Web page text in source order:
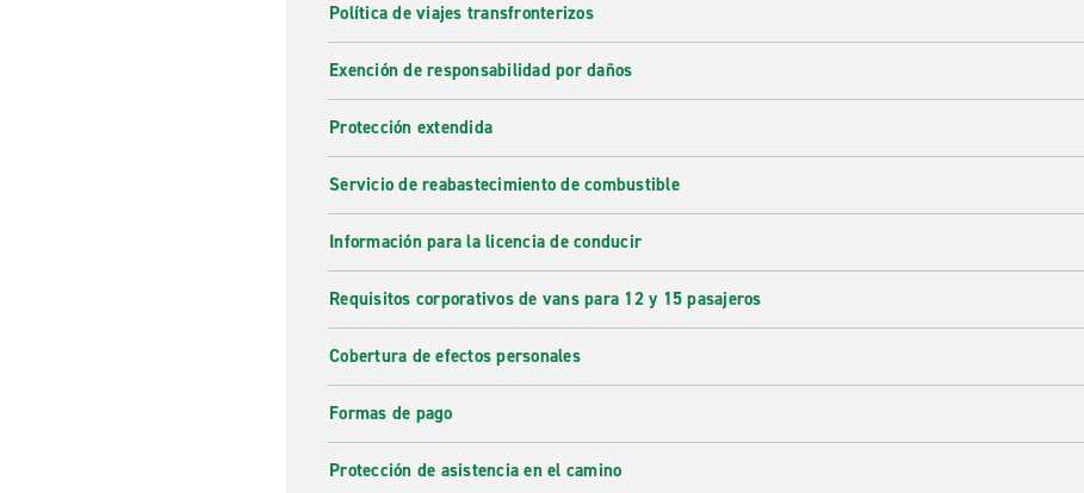
Política de viajes transfronterizos
Exención de responsabilidad por daños
Protección extendida
Servicio de reabastecimiento de combustible
Información para la licencia de conducir
Requisitos corporativos de vans para 12 y 15 pasajeros
Cobertura de efectos personales
Formas de pago
Protección de asistencia en el camino